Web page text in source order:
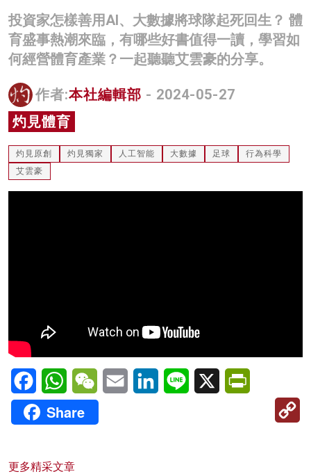
影片
名家榜
關於我們
投資家怎樣善用AI、大數據將球隊起死回生？ 體
育盛事熱潮來臨，有哪些好書值得一讀，學習如
何經營體育產業？一起聽聽艾雲豪的分享。
作者:本社編輯部 - 2024-05-27
灼見體育
灼見原創 灼見獨家 人工智能 大數據 足球
行為科學
艾雲豪
FacebookWhatsAppWeChatEmail LinkedInLine X
Share
更多精采文章